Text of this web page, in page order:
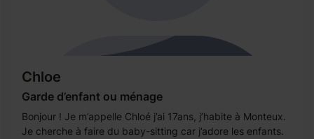
Chloe
Garde d’enfant ou ménage
Bonjour ! Je m’appelle Chloé j’ai 17ans, j’habite à Monteux.
Je cherche à faire du baby-sitting car j’adore les enfants.